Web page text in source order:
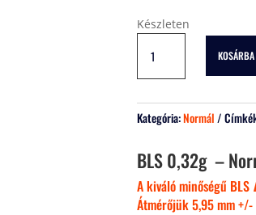
Készleten
0,32g
Airsoft
-
(3120
db)
mennyiség
KOSÁRBA
Kategória:Normál
BLS 0,32g –
A kiváló minőségű BLS
Átmérőjük 5,95 mm +/-